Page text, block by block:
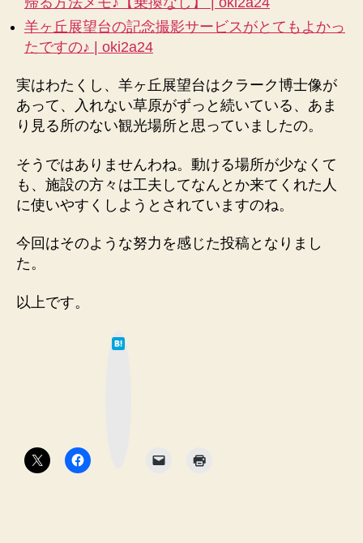
羊ヶ丘展望台の記念撮影サービスがとてもよかっ
たですの♪ | oki2a24
実はわたくし、羊ヶ丘展望台はクラーク博士像が
あって、入れない草原がずっと続いている、あま
り見る所のない観光場所と思っていましたの。
そうではありませんわね。動ける場所が少なくて
も、施設の方々は工夫してなんとか来てくれた人
に使いやすくしようとされていますのね。
今回はそのような努力を感じた投稿となりまし
た。
以上です。